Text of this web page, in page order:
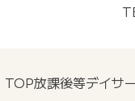
TOP放課後等デイサ